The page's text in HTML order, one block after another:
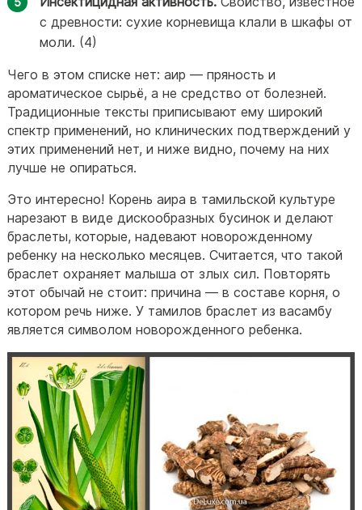
с древности: сухие корневища клали в шкафы от
моли. (4)
Чего в этом списке нет: аир — пряность и
ароматическое сырьё, а не средство от болезней.
Традиционные тексты приписывают ему широкий
спектр применений, но клинических подтверждений у
этих применений нет, и ниже видно, почему на них
лучше не опираться.
Это интересно! Корень аира в тамильской культуре
нарезают в виде дискообразных бусинок и делают
браслеты, которые, надевают новорожденному
ребенку на несколько месяцев. Считается, что такой
браслет охраняет малыша от злых сил. Повторять
этот обычай не стоит: причина — в составе корня, о
котором речь ниже. У тамилов браслет из васамбу
является символом новорожденного ребенка.